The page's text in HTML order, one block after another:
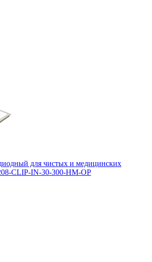
для чистых и медицинских
CLIP-IN-30-300-НM-OP